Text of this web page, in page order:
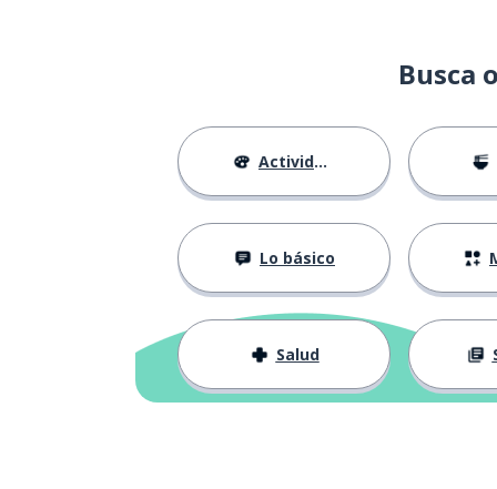
Busca
Actividades
Lo básico
Salud